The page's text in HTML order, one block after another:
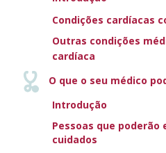
Condições cardíacas
Outras condições
cardíaca
O que o seu médico
Introdução
Pessoas que poderão
cuidados
sobre a sua dependência de
profissionais de saúde têm
doentes com problemas de
conversar sobre várias
as suas famílias a lidar com o
Voltar a Outras condições